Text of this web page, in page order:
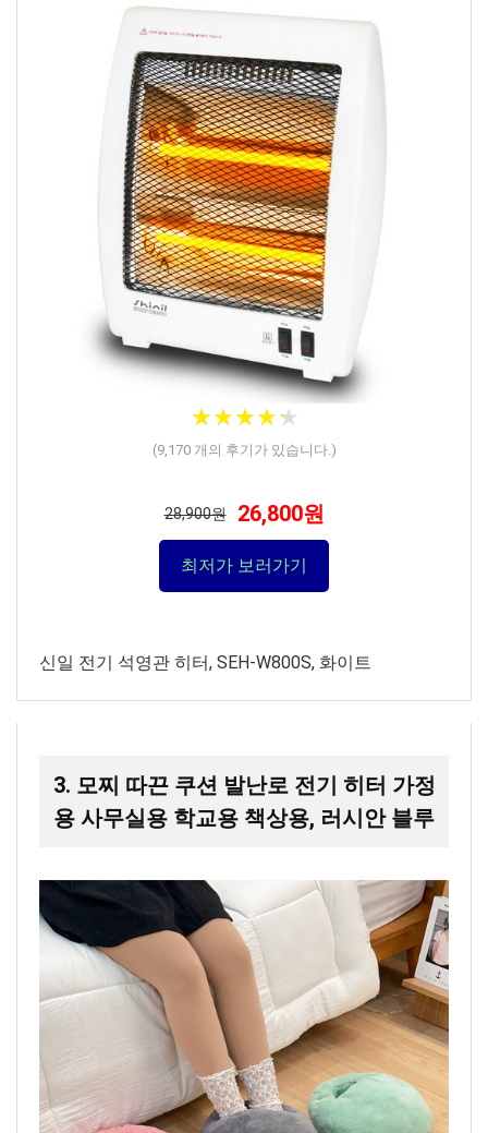
★★★★★
★★★★★
(9,170개의 후기가 있습니다.)
28,900원 26,800원
최저가 보러가기
신일 전기 석영관 히터, SEH-W800S, 화이트
3. 모찌 따끈 쿠션 발난로 전기 히터 가정
용 사무실용 학교용 책상용, 러시안 블루